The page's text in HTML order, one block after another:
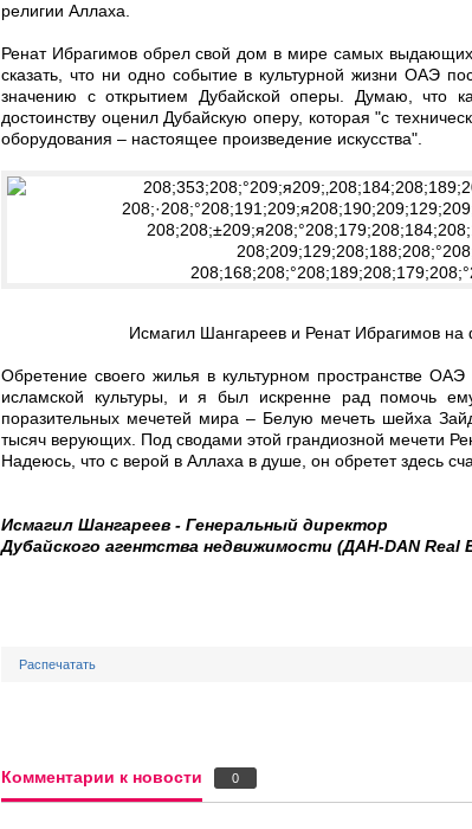
религии Аллаха.
Ренат Ибрагимов обрел свой дом в мире самых
сказать, что ни одно событие в культурной жизни ОАЭ
значению с открытием Дубайской оперы. Думаю, что
достоинству оценил Дубайскую оперу, которая "с
оборудования – настоящее произведение искусства".
Исмагил Шангареев и Ренат Ибрагимов
Обретение своего жилья в культурном пространстве
исламской культуры, и я был искренне рад помочь
поразительных мечетей мира – Белую мечеть шейха
тысяч верующих. Под сводами этой грандиозной мечети
Надеюсь, что с верой в Аллаха в душе, он обретет здесь
Исмагил Шангареев - Генеральный директор
Дубайского агентства недвижимости (ДАН-DAN Real
Распечатать
Комментарии к новости 0